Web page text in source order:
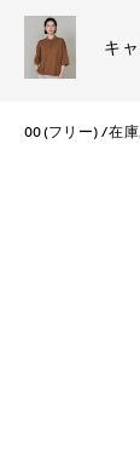
キ
00(フリー) 在庫